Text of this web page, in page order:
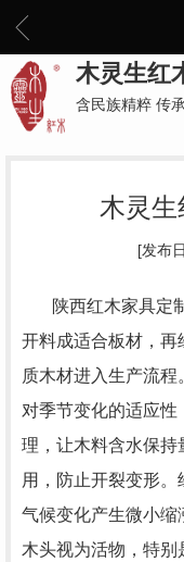
木灵生红
含民族精粹 传
木灵
[发布
陕西红木家具定制
开料成适合板材，再
质木材进入生产流
对季节变化的适应
理，让木料含水保持
用，防止开裂变形
气候变化产生微小缩
木头视为活物，特别